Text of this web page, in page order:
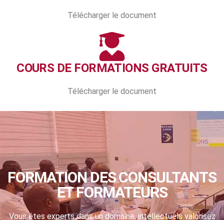
Télécharger le document
COURS DE FORMATIONS GRATUITS
Télécharger le document
FORMATION DES CONSULTANTS
ET FORMATEURS
Vous êtes experts dans un domaine, intellectuels valorisez